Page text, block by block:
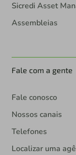
Sicredi Asset
Assembleias
Fale com a gente
Fale conosco
Nossos canais
Telefones
Localizar uma